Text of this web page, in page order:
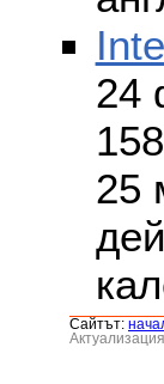
24
25
Сайтът: